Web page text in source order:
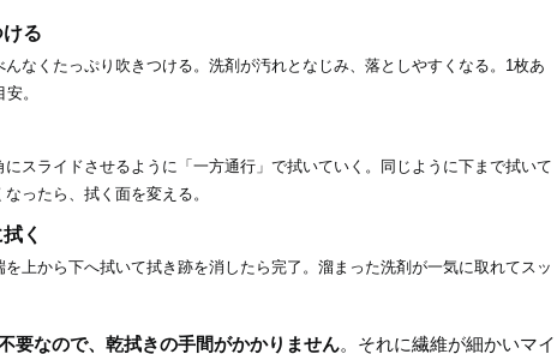
る
んなくたっぷり吹きつける。洗剤が汚れとなじみ、落としやすくなる。1枚あ
。
スライドさせるように「一方通行」で拭いていく。同じように下まで拭いて
ったら、拭く面を変える。
く
上から下へ拭いて拭き跡を消したら完了。溜まった洗剤が一気に取れてスッ
要なので、乾拭きの手間がかかりません。それに繊維が細かいマイ